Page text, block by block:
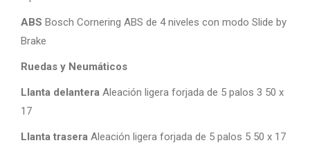
ABS Bosch Cornering ABS de 4 niveles con modo Slide by
Brake
Ruedas y Neumáticos
Llanta delantera Aleación ligera forjada de 5 palos 3 50 x
17
Llanta trasera Aleación ligera forjada de 5 palos 5 50 x 17